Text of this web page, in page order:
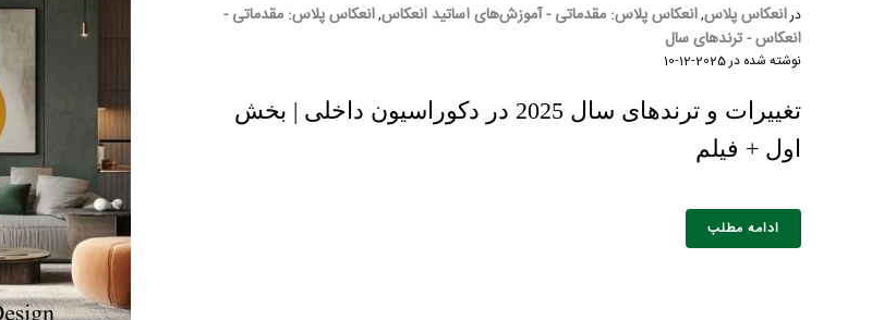
درانعکاس پلاس,انعکاس پلاس: مقدماتی - آموزش‌های اساتید انعکاس,انعکاس پلاس: مقدماتی -
انعکاس - ترندهای سال
نوشته شده در2025-12-10
تغییرات و ترندهای سال 2025 در دکوراسیون داخلی | بخش
اول + فیلم
ادامه مطلب